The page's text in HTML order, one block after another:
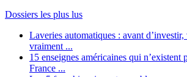
Dossiers les plus lus
Laveries automatiques : avant
vraiment ...
15 enseignes américaines qui n’existent
France ...